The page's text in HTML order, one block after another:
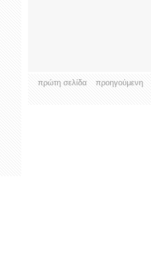
πρώτη σελίδα προηγούμενη